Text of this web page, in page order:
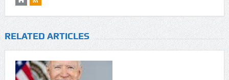
RELATED ARTICLES